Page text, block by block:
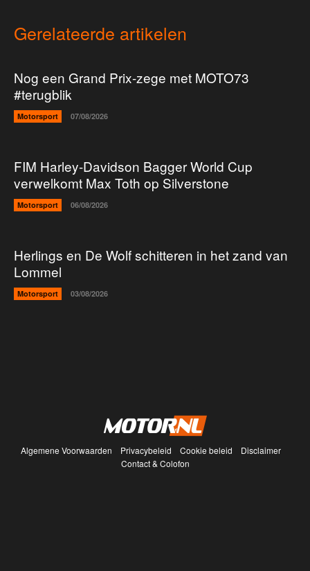
Gerelateerde artikelen
Nog een Grand Prix-zege met MOTO73
#terugblik
Motorsport 07/08/2026
FIM Harley-Davidson Bagger World Cup
verwelkomt Max Toth op Silverstone
Motorsport 06/08/2026
Herlings en De Wolf schitteren in het zand van
Lommel
Motorsport 03/08/2026
Algemene Voorwaarden Privacybeleid Cookie beleid
Disclaimer
Contact & Colofon